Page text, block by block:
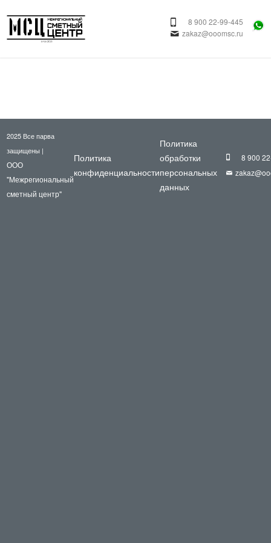
8 900 22-99-445
zakaz@ooomsc.ru
2025 Все парва
защищены |
ООО
"Межрегиональный
сметный центр"
Политика
конфиденциальности
Политика
обработки
персональных
данных
8 900